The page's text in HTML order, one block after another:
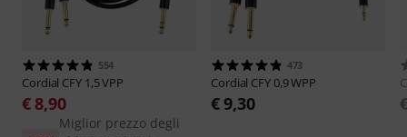
554
Cordial CFY 1,5 VPP
€ 8,90
Miglior prezzo degli
473
Cordial CFY 0,9 WPP
€ 9,30